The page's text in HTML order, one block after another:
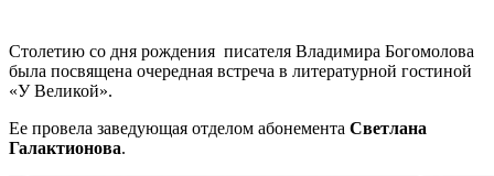
Столетию со дня рождения писателя Владимира Богомолова
была посвящена очередная встреча в литературной гостиной
«У Великой».
Ее провела заведующая отделом абонемента Светлана
Галактионова.